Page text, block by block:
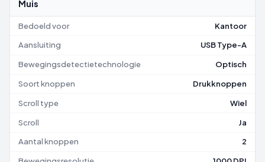
Muis
Bedoeld voor Kantoor
Aansluiting USB Type-A
Bewegingsdetectietechnologie Optisch
Soort knoppen Drukknoppen
Scroll type Wiel
Scroll Ja
Aantal knoppen 2